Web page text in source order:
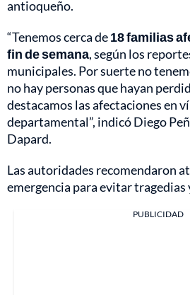
antioqueño.
“Tenemos cerca de18 familias
fin de semana, según los
municipales. Por suerte no
no hay personas que hayan
destacamos las afectaciones en
departamental”, indicó Diego
Dapard.
Las autoridades recomendaron
emergencia para evitar tragedias
PUBLICIDAD